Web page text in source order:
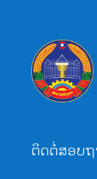
ຕິດຕໍ່ສອບຖ